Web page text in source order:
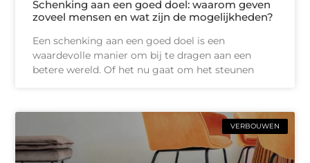
Schenking aan een goed doel: waarom geven
zoveel mensen en wat zijn de mogelijkheden?
Een schenking aan een goed doel is een
waardevolle manier om bij te dragen aan een
betere wereld. Of het nu gaat om het steunen
VERBOUWEN